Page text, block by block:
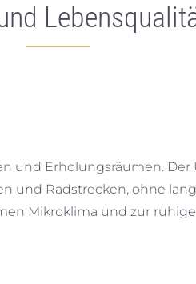
und Erholungsräumen.
und Radstrecken, ohne
Mikroklima und zur